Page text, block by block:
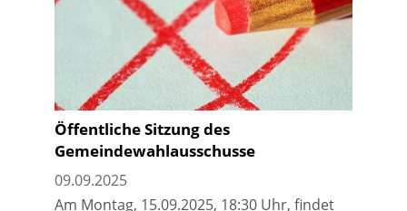
Öffentliche Sitzung des
Gemeindewahlausschusse
09.09.2025
Am Montag, 15.09.2025, 18:30 Uhr, findet